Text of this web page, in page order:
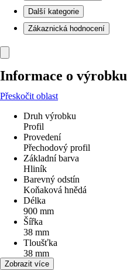
Další kategorie
Zákaznická hodnocení
Informace o výrobku
Přeskočit oblast
Druh výrobku
Profil
Provedení
Přechodový profil
Základní barva
Hliník
Barevný odstín
Koňaková hnědá
Délka
900 mm
Šířka
38 mm
Tloušťka
38 mm
Výška
Zobrazit více